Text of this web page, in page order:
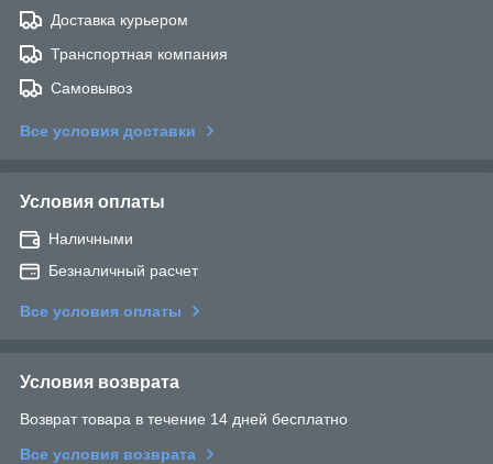
Доставка курьером
Транспортная компания
Самовывоз
Все условия доставки
Условия оплаты
Наличными
Безналичный расчет
Все условия оплаты
Условия возврата
Возврат товара в течение 14 дней бесплатно
Все условия возврата